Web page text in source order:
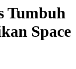
Tumbuh
Space